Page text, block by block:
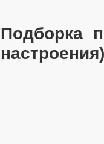
Подборка